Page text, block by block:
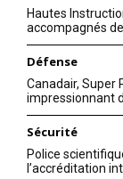
Hautes
accompagnés
Défense
Canadair, Super
impressionnant
Sécurité
Police
l’accréditation